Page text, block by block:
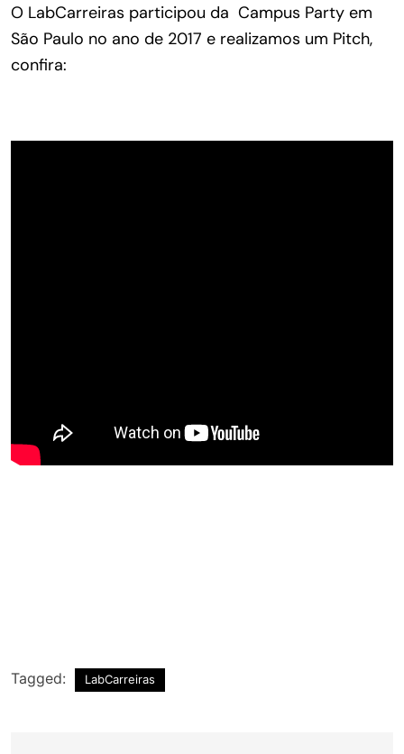
O LabCarreiras participou da Campus Party em
São Paulo no ano de 2017 e realizamos um Pitch,
confira:
Tagged: LabCarreiras